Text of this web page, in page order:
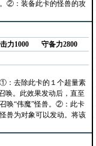
②：装备此卡的怪兽的攻
力1000 守备力2800
：去除此卡的１个超量素
唤。此效果发动后，直至
唤“伟魔”怪兽。②：此卡
兽为对象可以发动。将该